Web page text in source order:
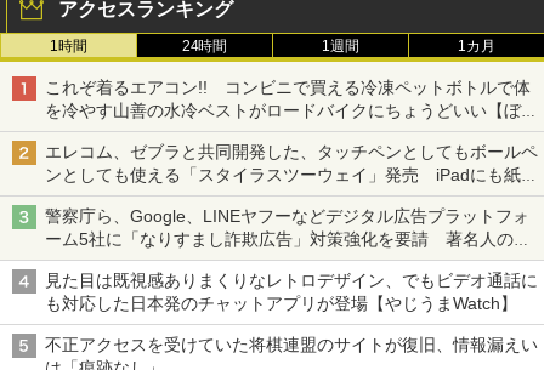
アクセスランキング
1時間 24時間 1週間 1カ月
これぞ着るエアコン!! コンビニで買える冷凍ペットボトルで体
を冷やす山善の水冷ベストがロードバイクにちょうどいい【ぼっ
ち・ざ・ろーど！その14】【空いた時間でなにしてる？】
エレコム、ゼブラと共同開発した、タッチペンとしてもボールペ
ンとしても使える「スタイラスツーウェイ」発売 iPadにも紙に
も、持ち替えずに書き込める
警察庁ら、Google、LINEヤフーなどデジタル広告プラットフォ
ーム5社に「なりすまし詐欺広告」対策強化を要請 著名人の写
真や映像を使った投資詐欺などへの対策として
見た目は既視感ありまくりなレトロデザイン、でもビデオ通話に
も対応した日本発のチャットアプリが登場【やじうまWatch】
不正アクセスを受けていた将棋連盟のサイトが復旧、情報漏えい